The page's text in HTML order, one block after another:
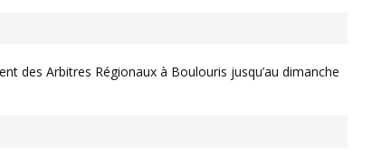
des Arbitres Régionaux à Boulouris jusqu’au dimanche